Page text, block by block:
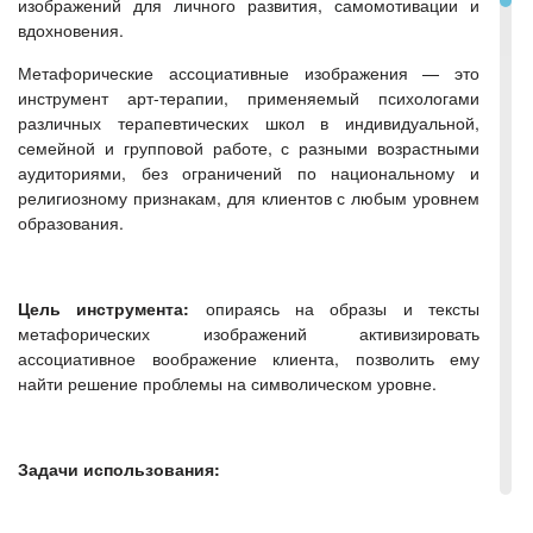
вдохновения.
Метафорические ассоциативные изображения — это
инструмент арт-терапии, применяемый психологами
различных терапевтических школ в индивидуальной,
семейной и групповой работе, с разными возрастными
аудиториями, без ограничений по национальному и
религиозному признакам, для клиентов с любым уровнем
образования.
Цель инструмента: опираясь на образы и тексты
метафорических изображений активизировать
ассоциативное воображение клиента, позволить ему
найти решение проблемы на символическом уровне.
Задачи использования: